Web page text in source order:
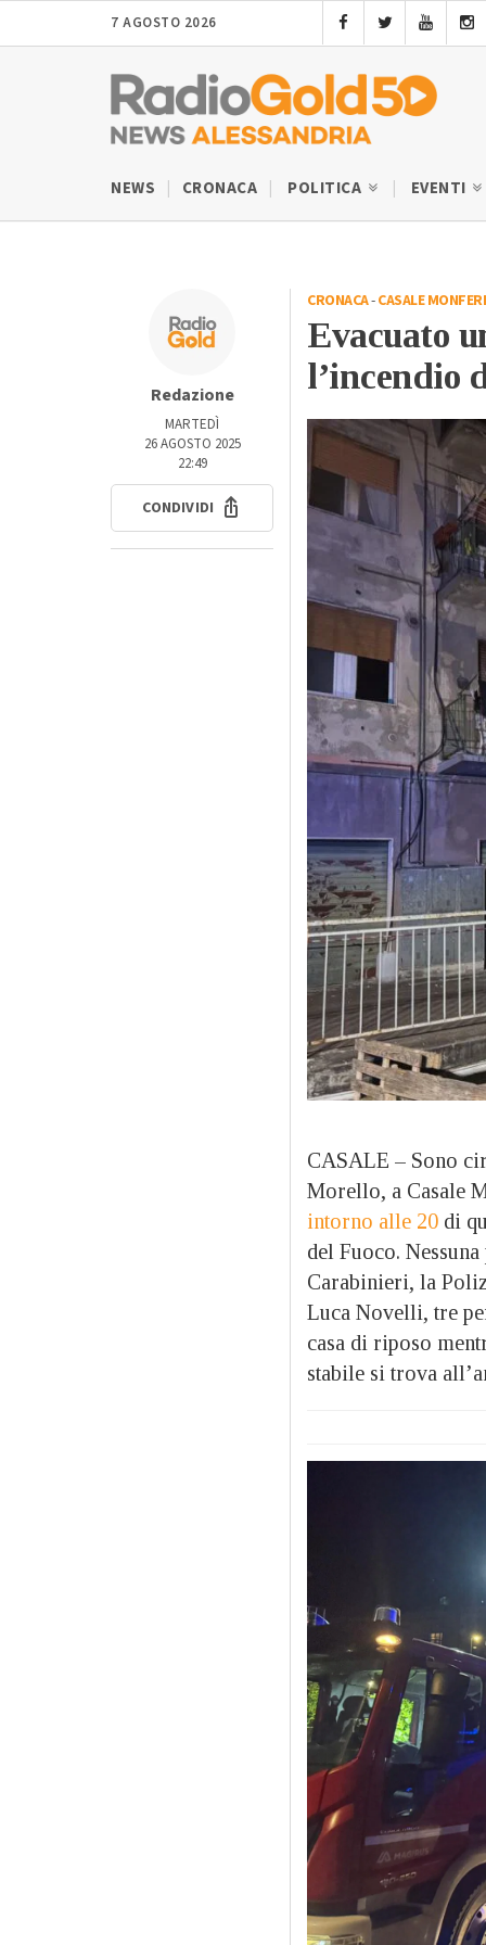
7 AGOSTO 2026
NEWS CRONACA POLITICA EVENTI
Redazione
MARTEDÌ
26 AGOSTO 2025
22:49
CONDIVIDI
CRONACA-CASALE
Evacuato
l’incendio
CASALE – Sono
Morello, a Casale
intorno alle 20 di
del Fuoco.
Carabinieri, la
Luca Novelli, tre
casa di riposo
stabile si trova